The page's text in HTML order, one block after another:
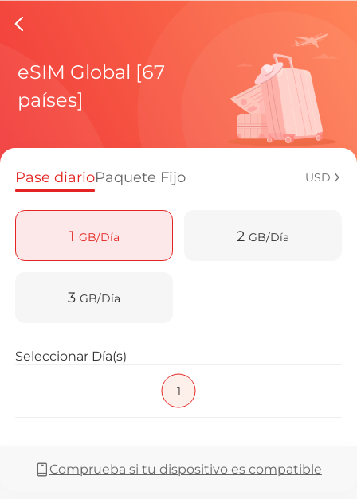
eSIMs
Planes
¿Cómo
Ventajas
Preguntas
Elija su
eSIM Global [67
países]
Pase diarioPaquete Fijo USD
1 GB/Día 2 GB/Día
3GB/Día
Seleccionar Día(s)
1
Comprueba si tu dispositivo es compatible